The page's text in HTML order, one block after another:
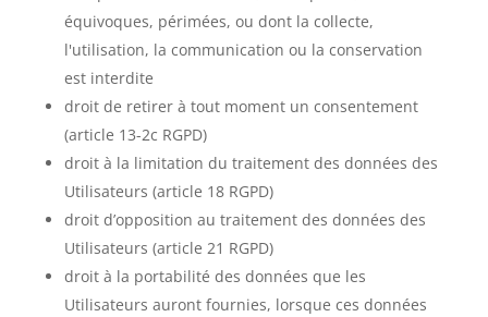
équivoques, périmées, ou dont la collecte,
l'utilisation, la communication ou la conservation
est interdite
droit de retirer à tout moment un consentement
(article 13-2c RGPD)
droit à la limitation du traitement des données des
Utilisateurs (article 18 RGPD)
droit d’opposition au traitement des données des
Utilisateurs (article 21 RGPD)
droit à la portabilité des données que les
Utilisateurs auront fournies, lorsque ces données